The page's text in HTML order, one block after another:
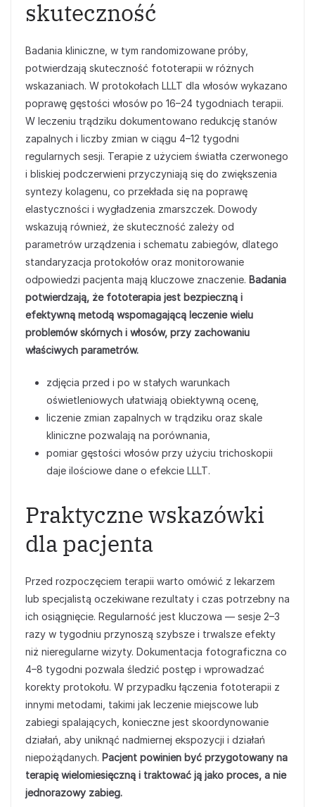
skuteczność
Badania kliniczne, w tym randomizowane próby,
potwierdzają skuteczność fototerapii w różnych
wskazaniach. W protokołach LLLT dla włosów wykazano
poprawę gęstości włosów po 16–24 tygodniach terapii.
W leczeniu trądziku dokumentowano redukcję stanów
zapalnych i liczby zmian w ciągu 4–12 tygodni
regularnych sesji. Terapie z użyciem światła czerwonego
i bliskiej podczerwieni przyczyniają się do zwiększenia
syntezy kolagenu, co przekłada się na poprawę
elastyczności i wygładzenia zmarszczek. Dowody
wskazują również, że skuteczność zależy od
parametrów urządzenia i schematu zabiegów, dlatego
standaryzacja protokołów oraz monitorowanie
odpowiedzi pacjenta mają kluczowe znaczenie. Badania
potwierdzają, że fototerapia jest bezpieczną i
efektywną metodą wspomagającą leczenie wielu
problemów skórnych i włosów, przy zachowaniu
właściwych parametrów.
zdjęcia przed i po w stałych warunkach
oświetleniowych ułatwiają obiektywną ocenę,
liczenie zmian zapalnych w trądziku oraz skale
kliniczne pozwalają na porównania,
pomiar gęstości włosów przy użyciu trichoskopii
daje ilościowe dane o efekcie LLLT.
Praktyczne wskazówki
dla pacjenta
Przed rozpoczęciem terapii warto omówić z lekarzem
lub specjalistą oczekiwane rezultaty i czas potrzebny na
ich osiągnięcie. Regularność jest kluczowa — sesje 2–3
razy w tygodniu przynoszą szybsze i trwalsze efekty
niż nieregularne wizyty. Dokumentacja fotograficzna co
4–8 tygodni pozwala śledzić postęp i wprowadzać
korekty protokołu. W przypadku łączenia fototerapii z
innymi metodami, takimi jak leczenie miejscowe lub
zabiegi spalających, konieczne jest skoordynowanie
działań, aby uniknąć nadmiernej ekspozycji i działań
niepożądanych. Pacjent powinien być przygotowany na
terapię wielomiesięczną i traktować ją jako proces, a nie
jednorazowy zabieg.